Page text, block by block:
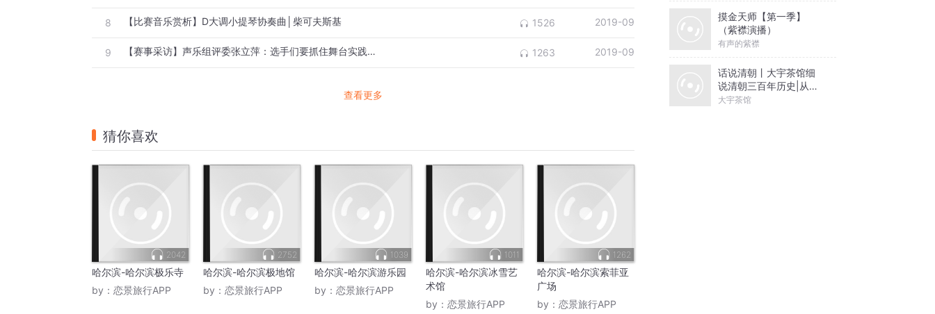
8 【比赛音乐赏析】D大调小提琴协奏曲│柴可夫斯基 1526 2019-09
9 【赛事采访】声乐组评委张立萍：选手们要抓住舞台实践的机会 1263 2019-09
查看更多
猜你喜欢
2042
哈尔滨-哈尔滨极乐寺
by： 恋景旅行APP
2752
哈尔滨-哈尔滨极地馆
by： 恋景旅行APP
1039
哈尔滨-哈尔滨游乐园
by： 恋景旅行APP
1011
哈尔滨-哈尔滨冰雪艺
术馆
by： 恋景旅行APP
1262
哈尔滨-哈尔滨索菲亚
广场
by： 恋景旅行APP
摸金天师【第一季】
（紫襟演播）
有声的紫襟
话说清朝丨大宇茶馆细
说清朝三百年历史|从努
尔哈赤到末代皇帝溥仪|
大宇茶馆